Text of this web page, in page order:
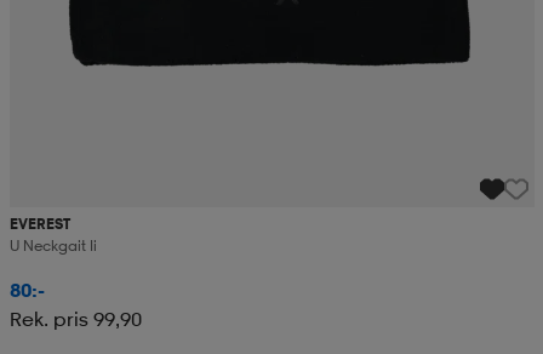
EVEREST
U Neckgait Ii
80:-
Rek. pris 99,90